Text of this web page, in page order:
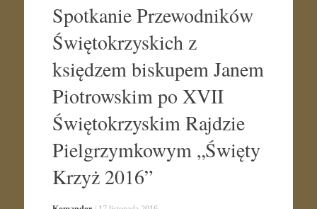
contentSpotkanie Przewodników
Świętokrzyskich z
księdzem biskupem Janem
Piotrowskim po XVII
Świętokrzyskim Rajdzie
Pielgrzymkowym „Święty
Krzyż 2016”